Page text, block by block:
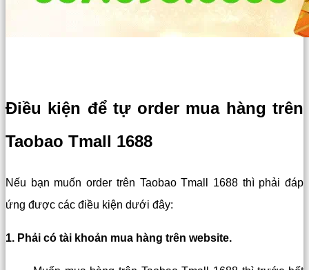
Điều kiện để tự order mua hàng trên
Taobao Tmall 1688
Nếu bạn muốn order trên Taobao Tmall 1688 thì phải đáp
ứng được các điều kiện dưới đây:
1. Phải có tài khoản mua hàng trên website.